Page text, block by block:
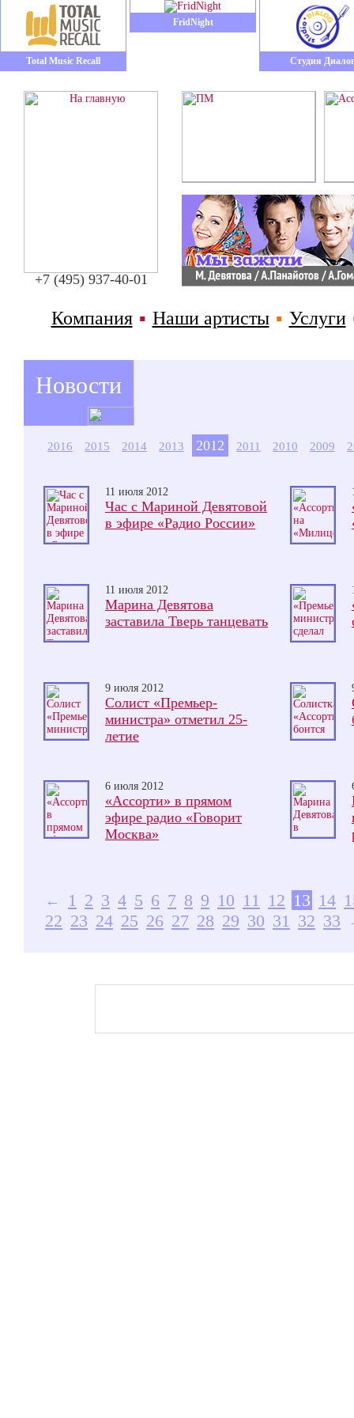
Total Music Recall
FridNight
Студия Диалог
+7 (495) 937-40-01
Компания ▪ Наши артисты ▪ Услуги
Новости
2016 2015 2014 2013 2012 2011 2010 2009
11 июля 2012
Час с Мариной Девятовой
в эфире «Радио России»
11 июля 2012
Марина Девятова
заставила Тверь танцевать
9 июля 2012
Солист «Премьер-
министра» отметил 25-
летие
6 июля 2012
«Ассорти» в прямом
эфире радио «Говорит
Москва»
← 1 2 3 4 5 6 7 8 9 10 11 12 13 14
22 23 24 25 26 27 28 29 30 31 32 33